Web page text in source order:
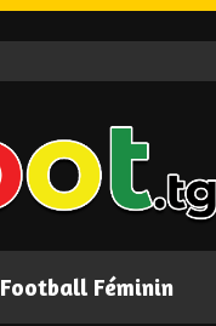
Football Féminin